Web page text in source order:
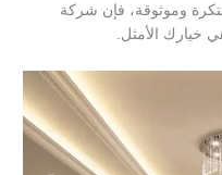
وموثوقة، فإن شركة
خيارك الأمثل.